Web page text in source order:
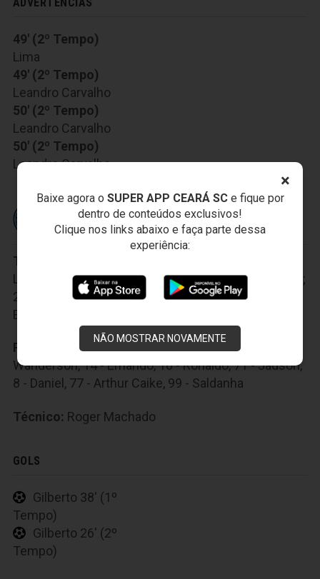
×
Baixe agora o SUPER APP CEARÁ SCe fique por
dentro de conteúdos exclusivos!
Clique nos links abaixo e faça parte dessa
experiência:
NÃO MOSTRAR NOVAMENTE
49' (2º Tempo)
Lima
49' (2º Tempo)
Leandro Carvalho
50' (2º Tempo)
Leandro Carvalho
50' (2º Tempo)
Leandro Carvalho
ESPORTE CLUBE BAHIA
Titulares:
Lucas Fonseca, 40 - Juninho, 29 - Juninho Capixaba;
26 - Gregore, 24 - Flávio, 11 - Rossi, 25 - Clayson, 7-
Elber; 9 - Gilberto
Reservas:
1 - Douglas, 2 - Nino, 12 - Zeca, 3 -
Wanderson, 14 - Ernando, 16 - Ronaldo, 71 - Jadson,
8 - Daniel, 77 - Arthur Caike, 99 - Saldanha
Técnico: Roger Machado
GOLS
Gilberto 38' (1º
Tempo)
Gilberto 26' (2º
Tempo)